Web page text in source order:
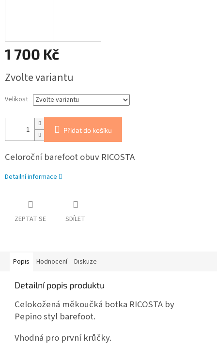
1 700 Kč
cena:
Zvolte variantu
Velikost
Přidat do košíku
Celoroční barefoot obuv RICOSTA
Detailní informace
ZEPTAT SE SDÍLET
Popis Hodnocení Diskuze
Detailní popis produktu
Celokožená měkoučká botka RICOSTA by
Pepino styl barefoot.
Vhodná pro první krůčky.